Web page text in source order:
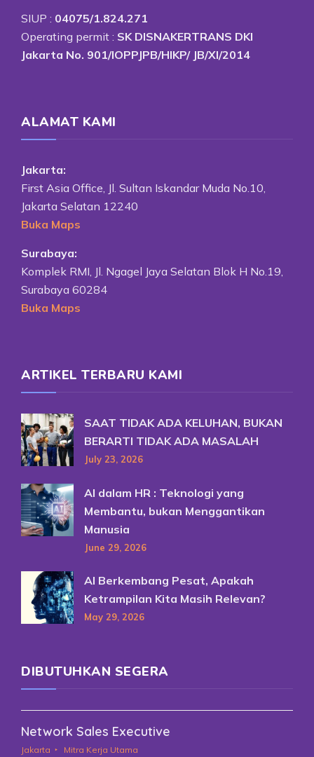
SIUP : 04075/1.824.271
Operating permit : SK DISNAKERTRANS DKI
Jakarta No. 901/IOPPJPB/HIKP/ JB/XI/2014
ALAMAT KAMI
Jakarta:
First Asia Office, Jl. Sultan Iskandar Muda No.10,
Jakarta Selatan 12240
Buka Maps
Surabaya:
Komplek RMI, Jl. Ngagel Jaya Selatan Blok H No.19,
Surabaya 60284
Buka Maps
ARTIKEL TERBARU KAMI
SAAT TIDAK ADA KELUHAN, BUKAN
BERARTI TIDAK ADA MASALAH
July 23, 2026
AI dalam HR : Teknologi yang
Membantu, bukan Menggantikan
Manusia
June 29, 2026
AI Berkembang Pesat, Apakah
Ketrampilan Kita Masih Relevan?
May 29, 2026
DIBUTUHKAN SEGERA
Network Sales Executive
Jakarta Mitra Kerja Utama